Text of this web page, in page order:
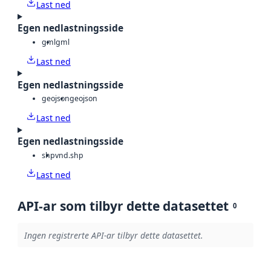
Last ned
Egen nedlastningsside
gmlgml
Last ned
Egen nedlastningsside
geojsongeojson
Last ned
Egen nedlastningsside
shpvnd.shp
Last ned
API-ar som tilbyr dette datasettet 0
Ingen registrerte API-ar tilbyr dette datasettet.